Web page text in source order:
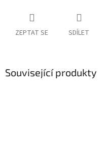
ZEPTAT SE SDÍLET
Související produkty